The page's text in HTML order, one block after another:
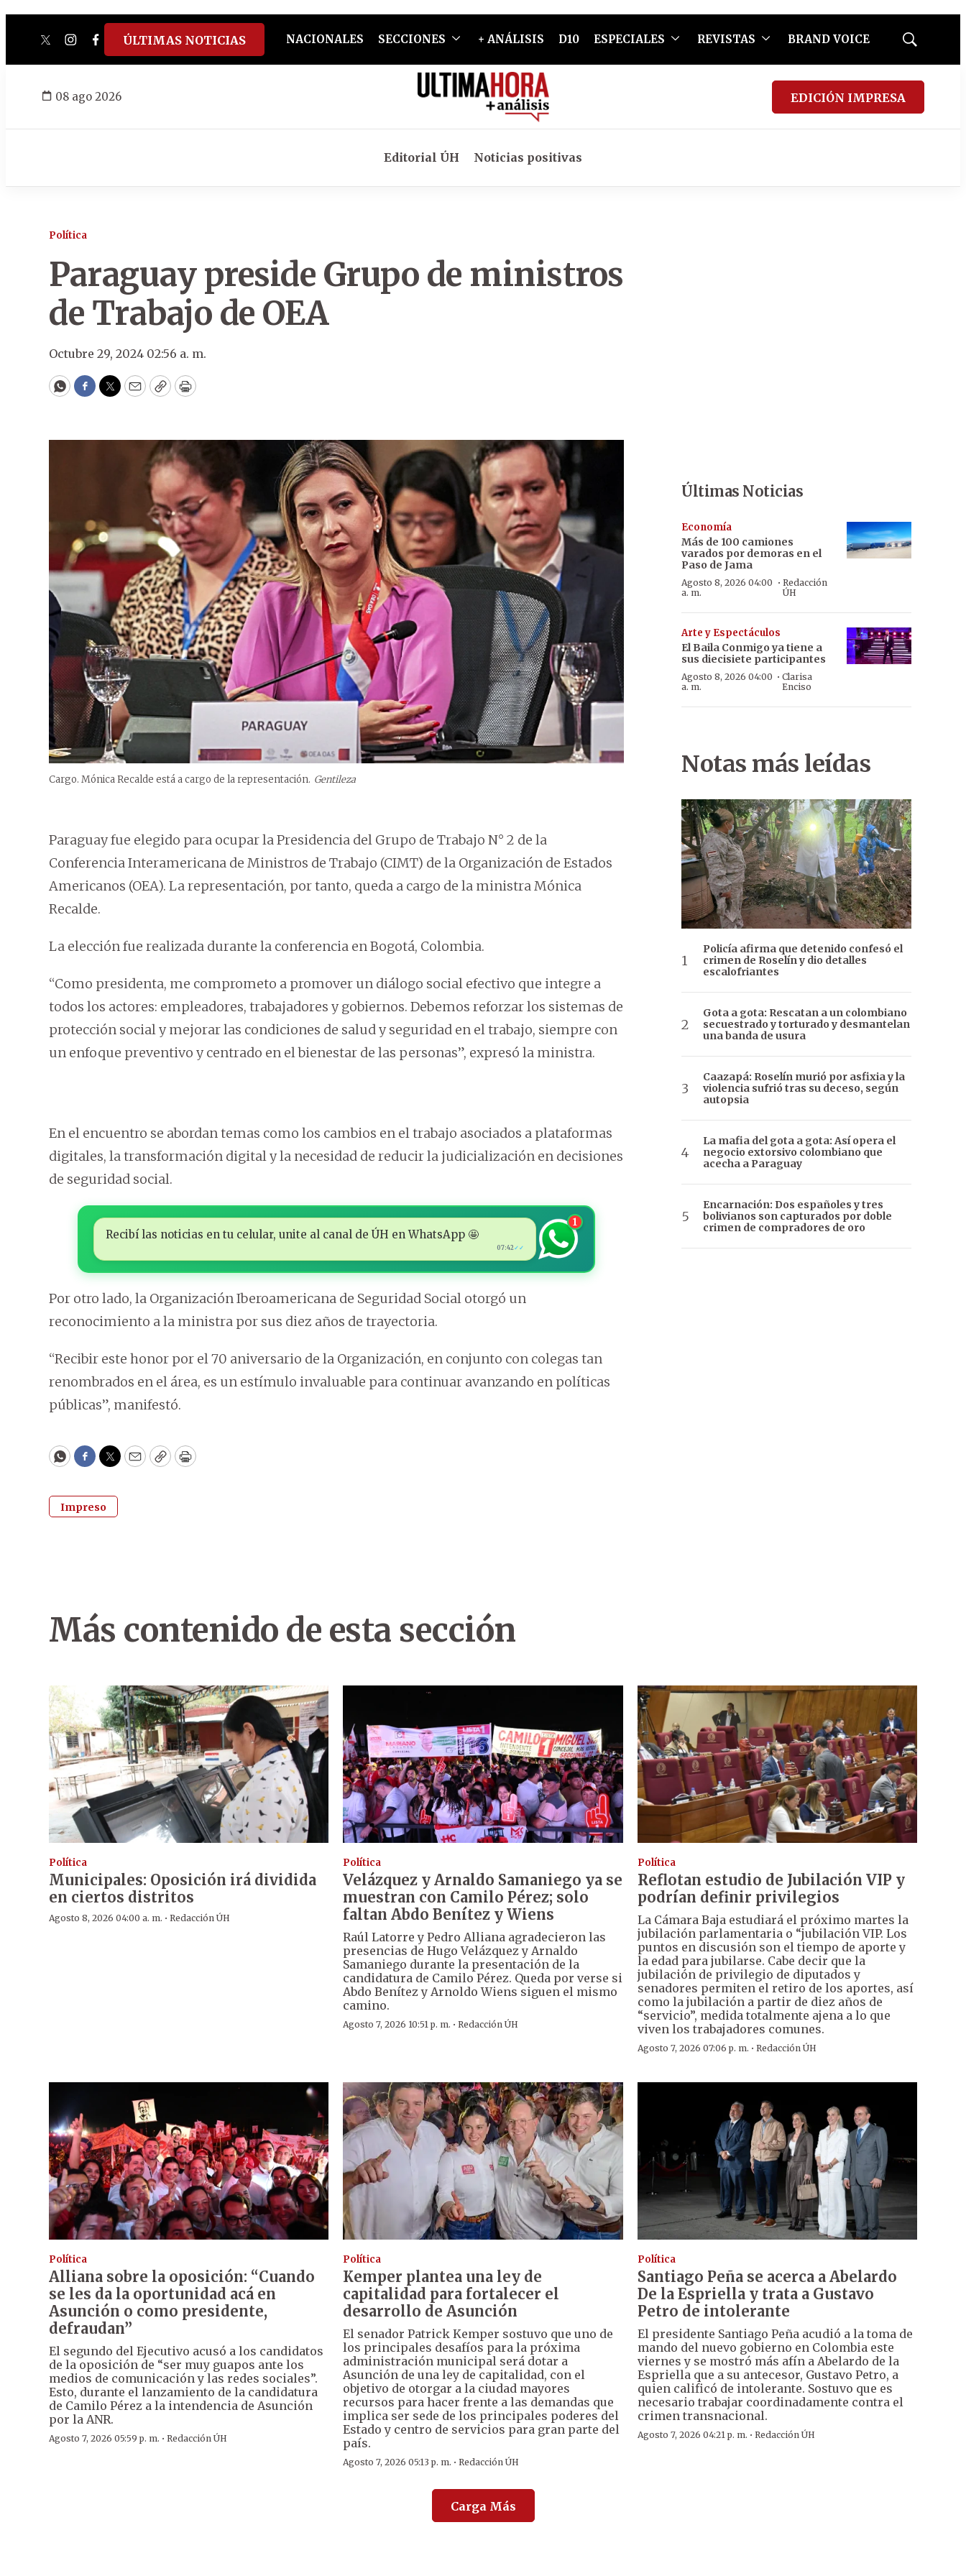
twitterinstagram
facebook
tiktokyoutube
spotify
ÚLTIMAS NOTICIAS NACIONALES SECCIONES + ANÁLISIS D10 ESPECIALES REVISTAS BRAND VOICE
Mostrar
08 ago 2026 EDICIÓN IMPRESA
Editorial ÚH Noticias positivas
Política
Paraguay preside Grupo de ministros
de Trabajo de OEA
Octubre 29, 2024 02:56 a. m.
WhatsApp
Facebook
Twitter
EmailCopyPrint
Cargo. Mónica Recalde está a cargo de la representación. Gentileza
Paraguay fue elegido para ocupar la Presidencia del Grupo de Trabajo N° 2 de la
Conferencia Interamericana de Ministros de Trabajo (CIMT) de la Organización de Estados
Americanos (OEA). La representación, por tanto, queda a cargo de la ministra Mónica
Recalde.
La elección fue realizada durante la conferencia en Bogotá, Colombia.
“Como presidenta, me comprometo a promover un diálogo social efectivo que integre a
todos los actores: empleadores, trabajadores y gobiernos. Debemos reforzar los sistemas de
protección social y mejorar las condiciones de salud y seguridad en el trabajo, siempre con
un enfoque preventivo y centrado en el bienestar de las personas”, expresó la ministra.
En el encuentro se abordan temas como los cambios en el trabajo asociados a plataformas
digitales, la transformación digital y la necesidad de reducir la judicialización en decisiones
de seguridad social.
Recibí las noticias en tu celular, unite al canal de ÚH en WhatsApp 🤩
07:42✓✓
1
Por otro lado, la Organización Iberoamericana de Seguridad Social otorgó un
reconocimiento a la ministra por sus diez años de trayectoria.
“Recibir este honor por el 70 aniversario de la Organización, en conjunto con colegas tan
renombrados en el área, es un estímulo invaluable para continuar avanzando en políticas
públicas”, manifestó.
WhatsApp
Facebook
Twitter
EmailCopyPrint
Impreso
Últimas Noticias
Economía
Más de 100 camiones
varados por demoras en el
Paso de Jama
Agosto 8, 2026 04:00
a. m.
· Redacción
ÚH
Arte y Espectáculos
El Baila Conmigo ya tiene a
sus diecisiete participantes
Agosto 8, 2026 04:00
a. m.
· Clarisa
Enciso
Notas más leídas
Policía afirma que detenido confesó el
crimen de Roselín y dio detalles
escalofriantes
Gota a gota: Rescatan a un colombiano
secuestrado y torturado y desmantelan
una banda de usura
Caazapá: Roselín murió por asfixia y la
violencia sufrió tras su deceso, según
autopsia
La mafia del gota a gota: Así opera el
negocio extorsivo colombiano que
acecha a Paraguay
Encarnación: Dos españoles y tres
bolivianos son capturados por doble
crimen de compradores de oro
Más contenido de esta sección
Política
Municipales: Oposición irá dividida
en ciertos distritos
Agosto 8, 2026 04:00 a. m. · Redacción ÚH
Política
Velázquez y Arnaldo Samaniego ya se
muestran con Camilo Pérez; solo
faltan Abdo Benítez y Wiens
Raúl Latorre y Pedro Alliana agradecieron las
presencias de Hugo Velázquez y Arnaldo
Samaniego durante la presentación de la
candidatura de Camilo Pérez. Queda por verse si
Abdo Benítez y Arnoldo Wiens siguen el mismo
camino.
Agosto 7, 2026 10:51 p. m. ·Redacción ÚH
Política
Reflotan estudio de Jubilación VIP y
podrían definir privilegios
La Cámara Baja estudiará el próximo martes la
jubilación parlamentaria o “jubilación VIP. Los
puntos en discusión son el tiempo de aporte y
la edad para jubilarse. Cabe decir que la
jubilación de privilegio de diputados y
senadores permiten el retiro de los aportes, así
como la jubilación a partir de diez años de
“servicio”, medida totalmente ajena a lo que
viven los trabajadores comunes.
Agosto 7, 2026 07:06 p. m. · Redacción ÚH
Política
Alliana sobre la oposición: “Cuando
se les da la oportunidad acá en
Asunción o como presidente,
defraudan”
El segundo del Ejecutivo acusó a los candidatos
de la oposición de “ser muy guapos ante los
medios de comunicación y las redes sociales”.
Esto, durante el lanzamiento de la candidatura
de Camilo Pérez a la intendencia de Asunción
por la ANR.
Agosto 7, 2026 05:59 p. m. · Redacción ÚH
Política
Kemper plantea una ley de
capitalidad para fortalecer el
desarrollo de Asunción
El senador Patrick Kemper sostuvo que uno de
los principales desafíos para la próxima
administración municipal será dotar a
Asunción de una ley de capitalidad, con el
objetivo de otorgar a la ciudad mayores
recursos para hacer frente a las demandas que
implica ser sede de los principales poderes del
Estado y centro de servicios para gran parte del
país.
Agosto 7, 2026 05:13 p. m. ·Redacción ÚH
Política
Santiago Peña se acerca a Abelardo
De la Espriella y trata a Gustavo
Petro de intolerante
El presidente Santiago Peña acudió a la toma de
mando del nuevo gobierno en Colombia este
viernes y se mostró más afín a Abelardo de la
Espriella que a su antecesor, Gustavo Petro, a
quien calificó de intolerante. Sostuvo que es
necesario trabajar coordinadamente contra el
crimen transnacional.
Agosto 7, 2026 04:21 p. m. · Redacción ÚH
Carga Más